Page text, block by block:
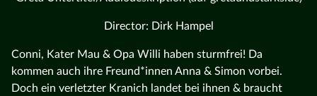
Director: Dirk Hampel
Conni, Kater Mau & Opa Willi haben sturmfrei! Da
kommen auch ihre Freund*innen Anna & Simon vorbei.
Doch ein verletzter Kranich landet bei ihnen & braucht